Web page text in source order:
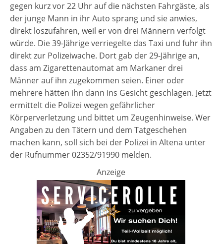
gegen kurz vor 22 Uhr auf die nächsten Fahrgäste, als
der junge Mann in ihr Auto sprang und sie anwies,
direkt loszufahren, weil er von drei Männern verfolgt
würde. Die 39-Jährige verriegelte das Taxi und fuhr ihn
direkt zur Polizeiwache. Dort gab der 29-Jährige an,
dass am Zigarettenautomat am Markaner drei
Männer auf ihn zugekommen seien. Einer oder
mehrere hätten ihn dann ins Gesicht geschlagen. Jetzt
ermittelt die Polizei wegen gefährlicher
Körperverletzung und bittet um Zeugenhinweise. Wer
Angaben zu den Tätern und dem Tatgeschehen
machen kann, soll sich bei der Polizei in Altena unter
der Rufnummer 02352/91990 melden.
Anzeige